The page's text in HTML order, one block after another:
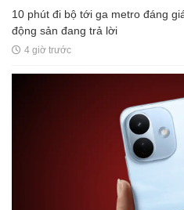
10 phút đi bộ tới ga metro đáng
động sản đang trả lời
4 giờ trước